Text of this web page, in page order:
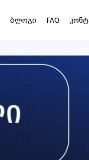
ᲑᲚᲝᲒᲘ FAQ